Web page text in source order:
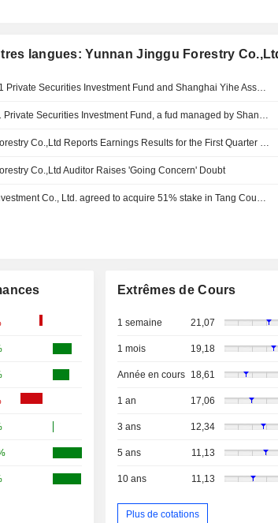
langues: Yunnan Jinggu Forestry
Co.,Ltd Auditor Raises 'Going Concern' Doubt
Extrêmes de Cours
1 semaine 21,07
1 mois 19,18
Année en cours 18,61
1 an 17,06
3 ans 12,34
5 ans 11,13
10 ans 11,13
Plus de cotations